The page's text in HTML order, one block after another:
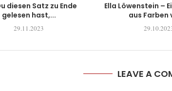
diesen Satz zu Ende
gelesen hast,...
29.11.2023
Ella Löwenstein –
aus Farben
LEAVE A